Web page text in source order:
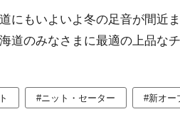
にもいよいよ冬の足音が間近
道のみなさまに最適の上品な
#ニット・セーター #新オー